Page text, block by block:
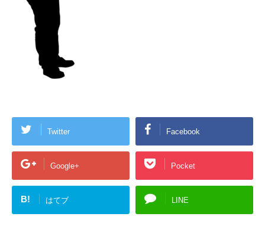
Twitter Facebook
Google+ Pocket
B! はてブ LINE